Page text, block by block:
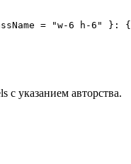
= "w-6 h-6" }:
с указанием авторства.